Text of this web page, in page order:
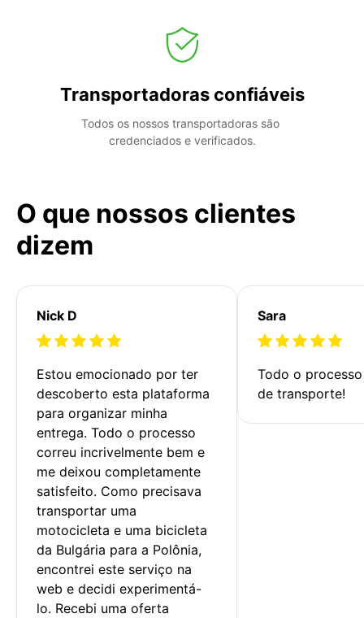
Transportadoras confiáveis
Todos os nossos transportadoras são
credenciados e verificados.
O que nossos clientes
dizem
Nick D
Estou emocionado por ter
descoberto esta plataforma
para organizar minha
entrega. Todo o processo
correu incrivelmente bem e
me deixou completamente
satisfeito. Como precisava
transportar uma
motocicleta e uma bicicleta
da Bulgária para a Polônia,
encontrei este serviço na
web e decidi experimentá-
lo. Recebi uma oferta
Sara
Todo o
de transporte!